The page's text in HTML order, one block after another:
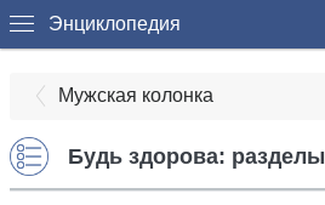
Энциклопедия
Мужская колонка
Будь здорова: разделы